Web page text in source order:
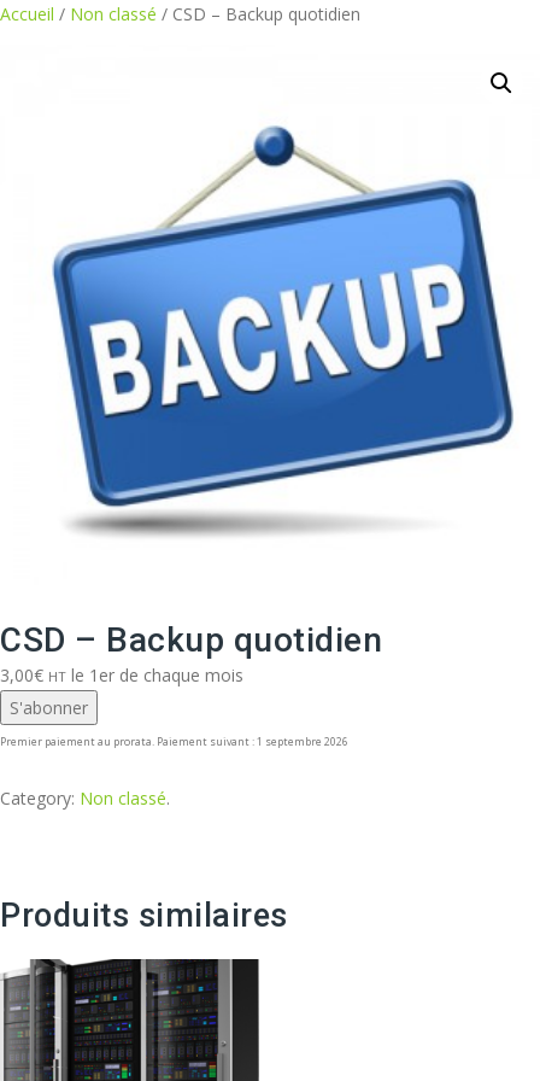
Aller
Accueil / Non classé / CSD – Backup quotidien
CSD – Backup quotidien
3,00€ HT le 1er de chaque mois
S'abonner
Premier paiement au prorata. Paiement suivant : 1 septembre 2026
Category: Non classé.
Produits similaires